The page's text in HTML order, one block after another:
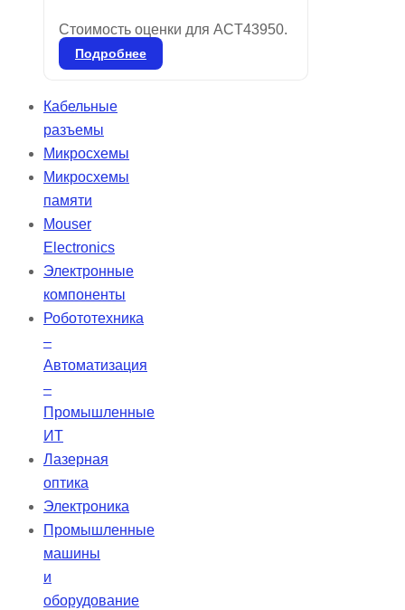
Стоимость оценки для ACT43950.
Подробнее
Кабельные
разъемы
Микросхемы
Микросхемы
памяти
Mouser
Electronics
Электронные
компоненты
Робототехника
–
Автоматизация
–
Промышленные
ИТ
Лазерная
оптика
Электроника
Промышленные
машины
и
оборудование